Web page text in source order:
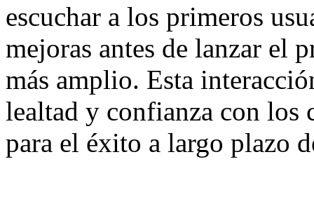
escuchar a los primeros
mejoras antes de lanzar el
más amplio. Esta
lealtad y confianza con los
para el éxito a largo plazo